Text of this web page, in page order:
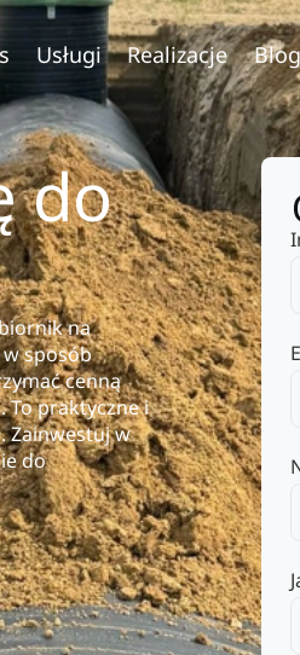
Usługi Realizacje
do
na
sposób
cenną
To praktyczne i
Zainwestuj w
do